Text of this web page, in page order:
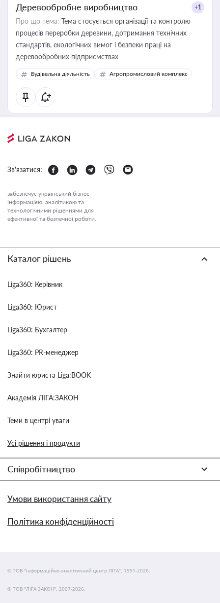
Деревообробне виробництво +1
Про що тема: Тема стосується організації та контролю
процесів переробки деревини, дотримання технічних
стандартів, екологічних вимог і безпеки праці на
деревообробних підприємствах
Будівельна діяльність Агропромисловий комплекс
Зв'язатися:
забезпечує український бізнес
інформацією, аналітикою та
технологічними рішеннями для
ефективної та безпечної роботи.
Каталог рішень
Liga360: Керівник
Liga360: Юрист
Liga360: Бухгалтер
Liga360: PR-менеджер
Знайти юриста Liga:BOOK
Академія ЛІГА:ЗАКОН
Теми в центрі уваги
Усі рішення і продукти
Співробітництво
Умови використання сайту
Політика конфіденційності
© ТОВ "інформаційно-аналітичний центр ЛІГА", 1991-2026.
© ТОВ "ЛІГА ЗАКОН", 2007-2026.